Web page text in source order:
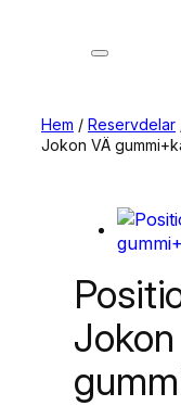
Hem / Reservdelar
Jokon VÄ